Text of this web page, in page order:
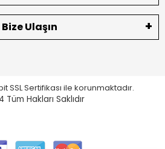
Bize Ulaşın
SSL Sertifikası ile korunmaktadır.
Tüm Hakları Saklıdır